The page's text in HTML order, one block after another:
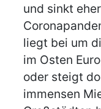
und sinkt
liegt bei um
im Osten
oder steigt
immensen